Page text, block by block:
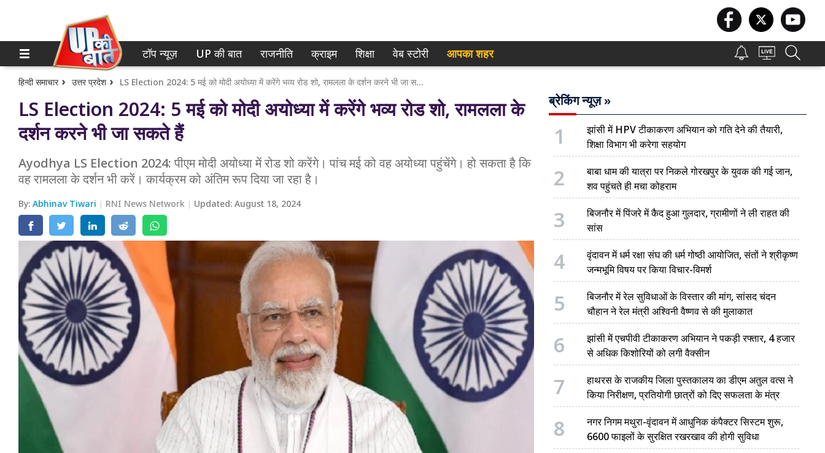
होम
टॉप न्यूज़
UP की बात
राजनीति
क्राइम
शिक्षा
वेब स्टोरी
टॉप न्यूज़ UP की बात राजनीति क्राइम शिक्षा वेब स्टोरी आपका शहर
हिन्दी समाचार उत्तर प्रदेश LS Election 2024: 5 मई को मोदी अयोध्या में करेंगे भव्य रोड शो, रामलला के दर्शन करने भी जा सकते हैं
LS Election 2024: 5 मई को मोदी अयोध्या में करेंगे भव्य रोड शो, रामलला के
दर्शन करने भी जा सकते हैं
Ayodhya LS Election 2024: पीएम मोदी अयोध्या में रोड शो करेंगे। पांच मई को वह अयोध्या पहुंचेंगे। हो सकता है कि
वह रामलला के दर्शन भी करें। कार्यक्रम को अंतिम रूप दिया जा रहा है।
By:Abhinav Tiwari RNI News Network Updated:August 18, 2024
ब्रेकिंग न्यूज़ »
1
झांसी में HPV टीकाकरण अभियान को गति देने की तैयारी,
शिक्षा विभाग भी करेगा सहयोग
2
बाबा धाम की यात्रा पर निकले गोरखपुर के युवक की गई जान,
शव पहुंचते ही मचा कोहराम
3
बिजनौर में पिंजरे में कैद हुआ गुलदार, ग्रामीणों ने ली राहत की
सांस
4
वृंदावन में धर्म रक्षा संघ की धर्म गोष्ठी आयोजित, संतों ने श्रीकृष्ण
जन्मभूमि विषय पर किया विचार-विमर्श
5
बिजनौर में रेल सुविधाओं के विस्तार की मांग, सांसद चंदन
चौहान ने रेल मंत्री अश्विनी वैष्णव से की मुलाकात
6
झांसी में एचपीवी टीकाकरण अभियान ने पकड़ी रफ्तार, 4 हजार
से अधिक किशोरियों को लगी वैक्सीन
7
हाथरस के राजकीय जिला पुस्तकालय का डीएम अतुल वत्स ने
किया निरीक्षण, प्रतियोगी छात्रों को दिए सफलता के मंत्र
8
नगर निगम मथुरा-वृंदावन में आधुनिक कंपैक्टर सिस्टम शुरू,
6600 फाइलों के सुरक्षित रखरखाव की होगी सुविधा
नोएडा
गाजियाबाद
लखनऊ
कानपुर
वाराणसी
आगरा
अयोध्या
अलीगढ़
मथुरा
मेरठ
मुरादाबाद
गोरखपुर
प्रयागराज